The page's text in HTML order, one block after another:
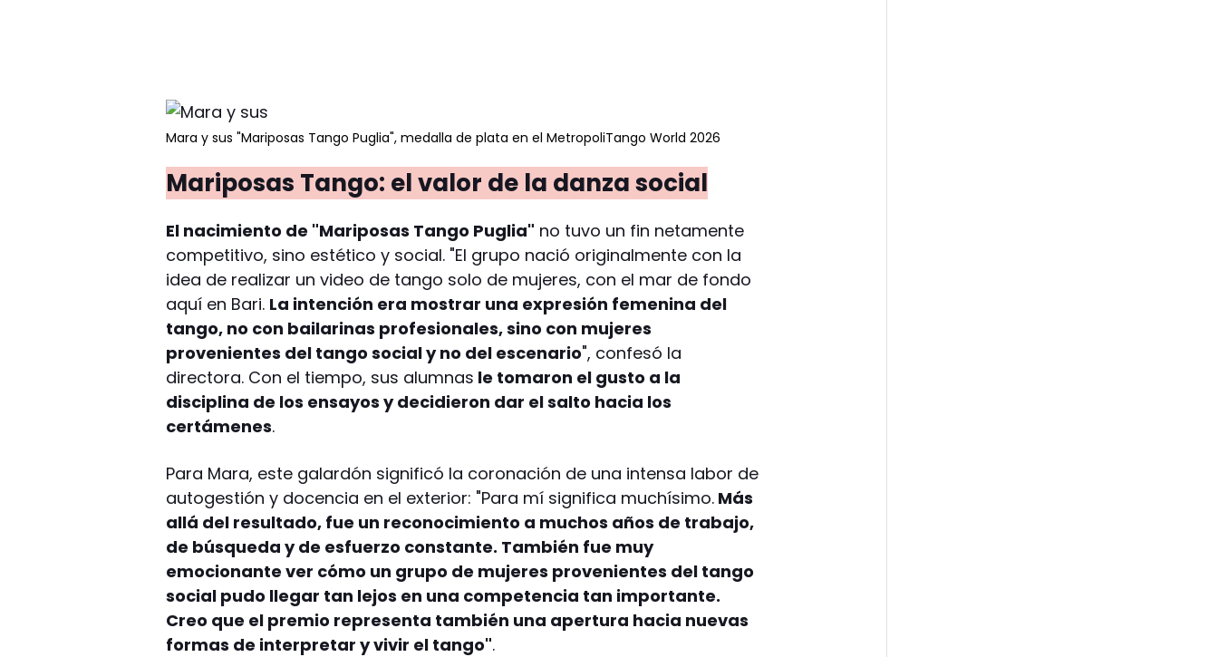
Mara y sus "Mariposas Tango Puglia", medalla de plata en el MetropoliTango World 2026
Mariposas Tango: el valor de la danza social
El nacimiento de "Mariposas Tango Puglia" no tuvo un fin netamente
competitivo, sino estético y social. "El grupo nació originalmente con la
idea de realizar un video de tango solo de mujeres, con el mar de fondo
aquí en Bari. La intención era mostrar una expresión femenina del
tango, no con bailarinas profesionales, sino con mujeres
provenientes del tango social y no del escenario", confesó la
directora. Con el tiempo, sus alumnas le tomaron el gusto a la
disciplina de los ensayos y decidieron dar el salto hacia los
certámenes.
Para Mara, este galardón significó la coronación de una intensa labor de
autogestión y docencia en el exterior: "Para mí significa muchísimo. Más
allá del resultado, fue un reconocimiento a muchos años de trabajo,
de búsqueda y de esfuerzo constante. También fue muy
emocionante ver cómo un grupo de mujeres provenientes del tango
social pudo llegar tan lejos en una competencia tan importante.
Creo que el premio representa también una apertura hacia nuevas
formas de interpretar y vivir el tango".